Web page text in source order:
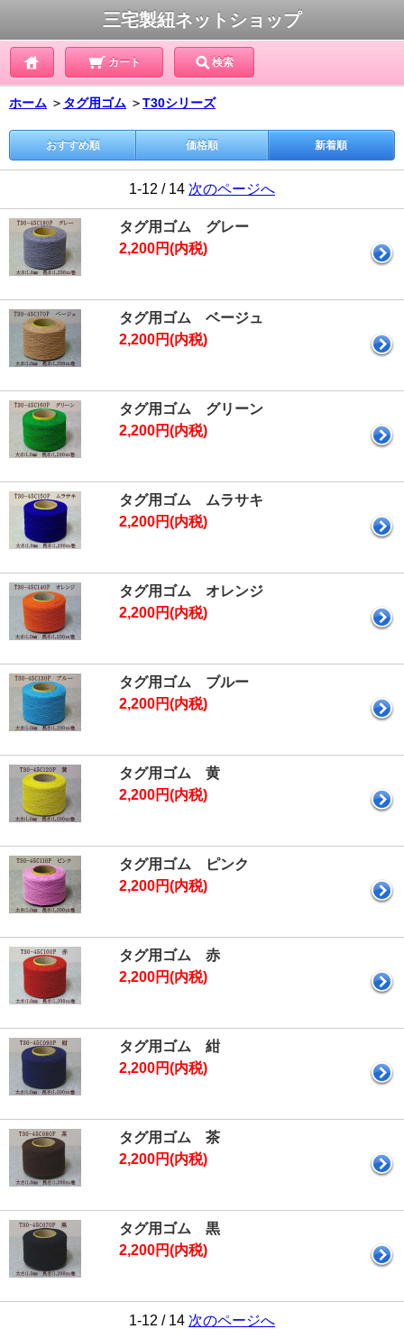
三宅製紐ネットショップ
カート 検索
ホーム ＞ タグ用ゴム ＞T30シリーズ
おすすめ順 価格順 新着順
1-12 / 14 次のページへ
タグ用ゴム グレー
2,200円(内税)
タグ用ゴム ベージュ
2,200円(内税)
タグ用ゴム グリーン
2,200円(内税)
タグ用ゴム ムラサキ
2,200円(内税)
タグ用ゴム オレンジ
2,200円(内税)
タグ用ゴム ブルー
2,200円(内税)
タグ用ゴム 黄
2,200円(内税)
タグ用ゴム ピンク
2,200円(内税)
タグ用ゴム 赤
2,200円(内税)
タグ用ゴム 紺
2,200円(内税)
タグ用ゴム 茶
2,200円(内税)
タグ用ゴム 黒
2,200円(内税)
1-12 / 14 次のページへ